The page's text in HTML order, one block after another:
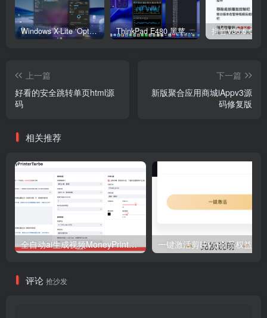
Windows X-Lite ‘Optimum 11’ 25H2 Pro v2 ThinkPad E480 黑苹果完美Tahoe的EFI分享（2026.03.01更新） 抖音V36.5.0 内
上一篇
好看的安全跳转单页html源
码
下一篇
新版聚合应用商城iAppv3源
码修复版
相关推荐
全自动ai生成视频MoneyPrinterTurbo源码 一键激活剪映vip会员权益-老
评论 抢沙发